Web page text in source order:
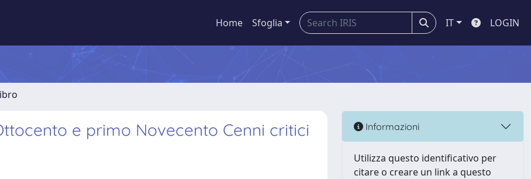
Home Sfoglia IT LOGIN
e primo Novecento Cenni critici Informazioni
Utilizza questo identificativo per
citare o creare un link a questo